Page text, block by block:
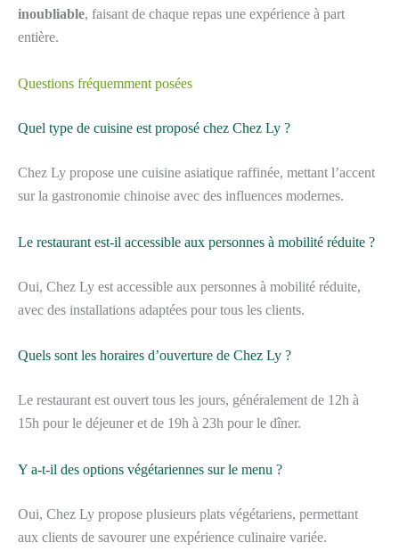
inoubliable, faisant de chaque repas une expérience à part
entière.
Questions fréquemment posées
Quel type de cuisine est proposé chez Chez Ly ?
Chez Ly propose une cuisine asiatique raffinée, mettant l’accent
sur la gastronomie chinoise avec des influences modernes.
Le restaurant est-il accessible aux personnes à mobilité réduite ?
Oui, Chez Ly est accessible aux personnes à mobilité réduite,
avec des installations adaptées pour tous les clients.
Quels sont les horaires d’ouverture de Chez Ly ?
Le restaurant est ouvert tous les jours, généralement de 12h à
15h pour le déjeuner et de 19h à 23h pour le dîner.
Y a-t-il des options végétariennes sur le menu ?
Oui, Chez Ly propose plusieurs plats végétariens, permettant
aux clients de savourer une expérience culinaire variée.